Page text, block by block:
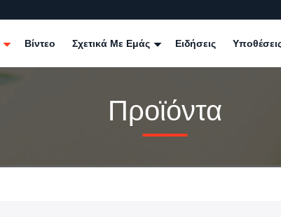
Βίντεο Σχετικά Με Εμάς Ειδήσεις
Προϊόντα